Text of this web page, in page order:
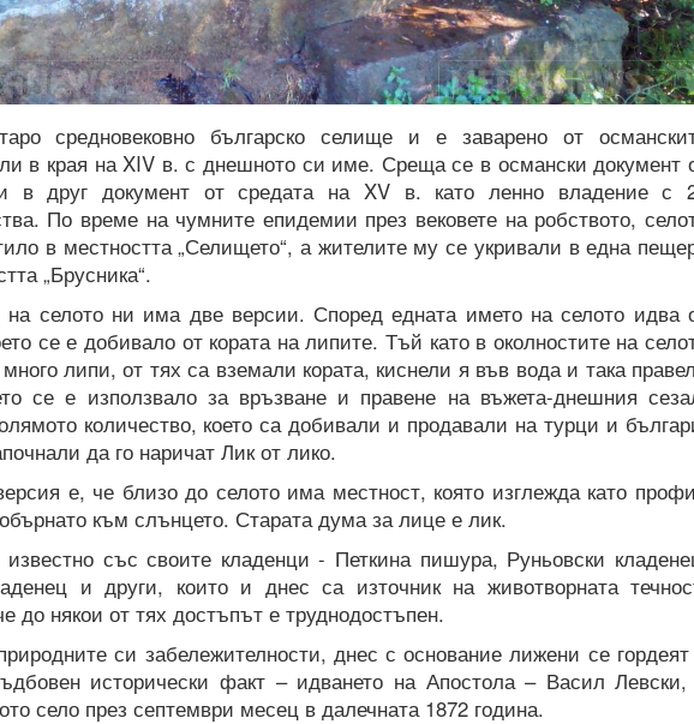
средновековно българско селище и е заварено от
в края на XIV в. с днешното си име. Среща се в османски документ
в друг документ от средата на XV в. като ленно владение с
По време на чумните епидемии през вековете на робството,
в местността „Селището“, а жителите му се укривали в една
„Брусника“.
селото ни има две версии. Според едната името на селото идва
се е добивало от кората на липите. Тъй като в околностите на
липи, от тях са вземали кората, киснели я във вода и така
се е използвало за връзване и правене на въжета-днешния
количество, което са добивали и продавали на турци и
да го наричат Лик от лико.
е, че близо до селото има местност, която изглежда като
към слънцето. Старата дума за лице е лик.
със своите кладенци - Петкина пишура, Руньовски
и други, които и днес са източник на животворната
до някои от тях достъпът е труднодостъпен.
си забележителности, днес с основание лижени се
исторически факт – идването на Апостола – Васил
село през септември месец в далечната 1872 година.